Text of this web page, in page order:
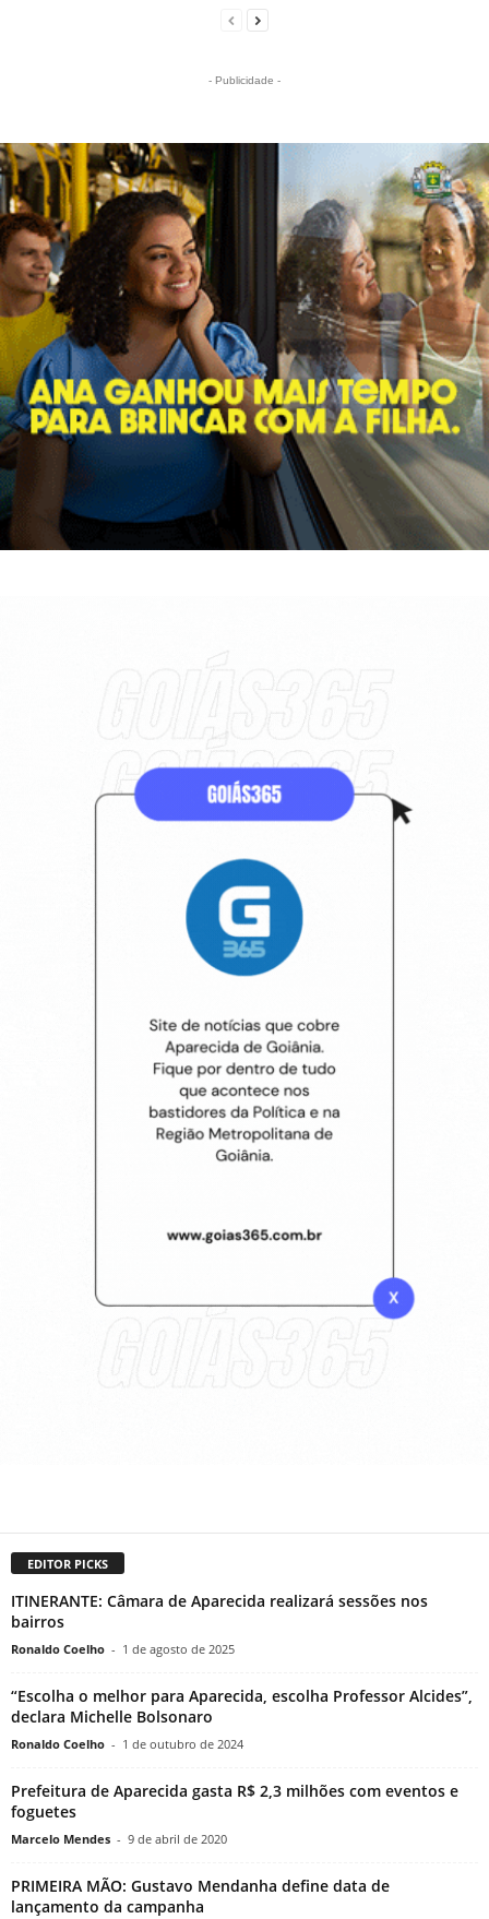
- Publicidade -
EDITOR PICKS
ITINERANTE: Câmara de Aparecida realizará sessões nos
bairros
Ronaldo Coelho - 1 de agosto de 2025
“Escolha o melhor para Aparecida, escolha Professor Alcides”,
declara Michelle Bolsonaro
Ronaldo Coelho - 1 de outubro de 2024
Prefeitura de Aparecida gasta R$ 2,3 milhões com eventos e
foguetes
Marcelo Mendes - 9 de abril de 2020
PRIMEIRA MÃO: Gustavo Mendanha define data de
lançamento da campanha